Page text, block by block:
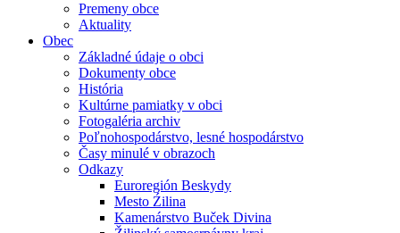
Premeny obce
Aktuality
Obec
Základné údaje o obci
Dokumenty obce
História
Kultúrne pamiatky v obci
Fotogaléria archiv
Poľnohospodárstvo, lesné hospodárstvo
Časy minulé v obrazoch
Odkazy
Euroregión Beskydy
Mesto Źilina
Kamenárstvo Buček Divina